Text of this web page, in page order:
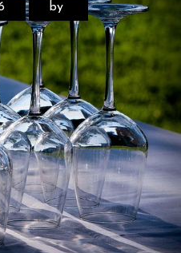
by